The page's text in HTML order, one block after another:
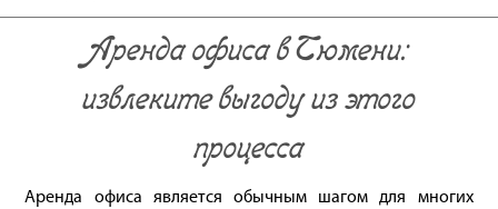
Аренда офиса в Тюмени:
извлеките выгоду из этого
процесса
Аренда офиса является обычным шагом для многих